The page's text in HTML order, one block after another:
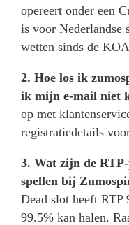
opereert onder een
is voor Nederlandse
wetten sinds de
2. Hoe los ik
ik mijn e-mail niet
op met
registratiedetails
3. Wat zijn de
spellen bij
Dead slot heeft
99.5% kan halen.